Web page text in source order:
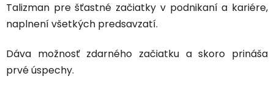
Talizman pre šťastné začiatky v podnikaní a kariére,
naplnení všetkých predsavzatí.
Dáva možnosť zdarného začiatku a skoro prináša
prvé úspechy.